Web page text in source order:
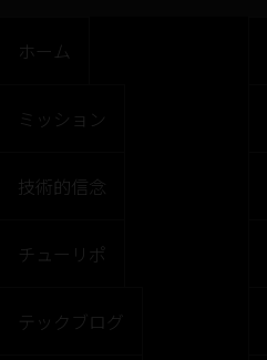
ホーム
ミッション
技術的信念
チューリポ
テックブログ